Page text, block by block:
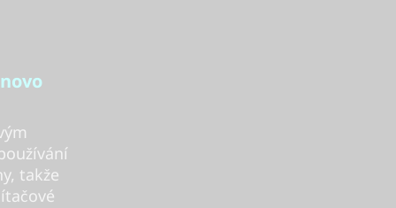
takže